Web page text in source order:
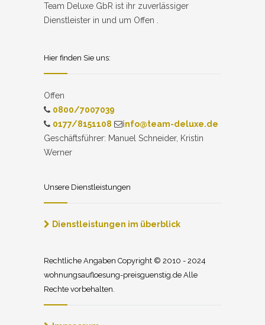
Team Deluxe GbR ist ihr zuverlässiger
Dienstleister in und um Offen .
Hier finden Sie uns:
Offen
0800/7007039
0177/8151108
info@team-deluxe.de
Geschäftsführer: Manuel Schneider, Kristin
Werner
Unsere Dienstleistungen
Dienstleistungen im überblick
Rechtliche Angaben Copyright © 2010 - 2024
wohnungsaufloesung-preisguenstig.de Alle
Rechte vorbehalten.